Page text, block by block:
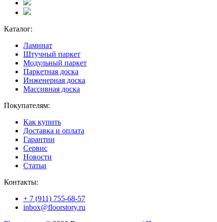
Каталог:
Ламинат
Штучный паркет
Модульный паркет
Паркетная доска
Инженерная доска
Массивная доска
Покупателям:
Как купить
Доставка и оплата
Гарантии
Сервис
Новости
Статьи
Контакты:
+ 7 (911) 755-68-57
inbox@floorstory.ru